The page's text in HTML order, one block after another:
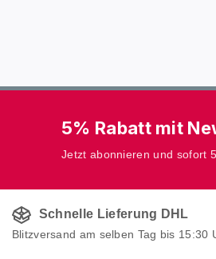
5% Rabatt mit
Jetzt abonnieren und sofort
Schnelle Lieferung DHL
Blitzversand am selben Tag bis 15:30